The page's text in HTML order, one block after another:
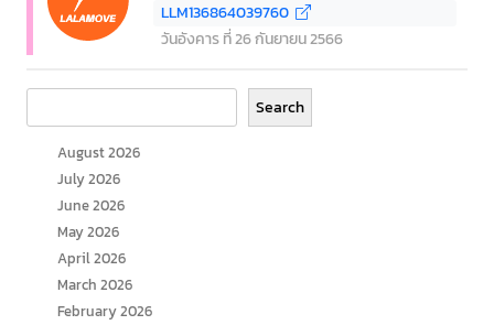
LLM136864039760
วันอังคาร ที่ 26 กันยายน 2566
Search
August 2026
July 2026
June 2026
May 2026
April 2026
March 2026
February 2026